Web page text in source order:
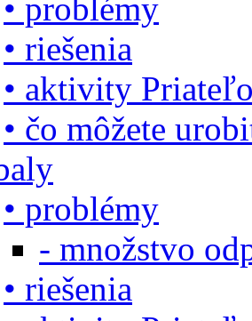
• problémy
• riešenia
• aktivity
• čo môžete
• problémy
- množstvo
• riešenia